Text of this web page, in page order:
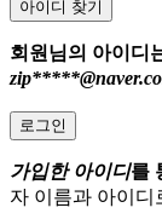
아이디 찾기
회원님의 아이디
로그인
가입한 아이디를
자 이름과 아이디